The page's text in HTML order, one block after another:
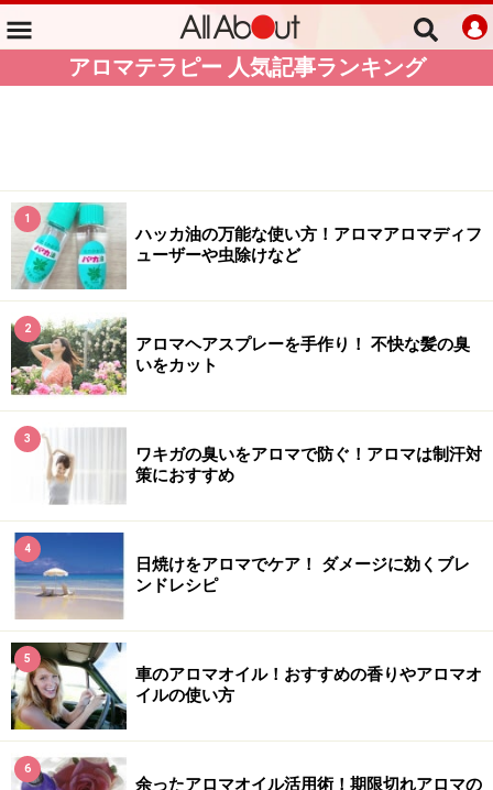
アロマテラピー 人気記事ランキング
1
ハッカ油の万能な使い方！アロマアロマディフ
ューザーや虫除けなど
2
アロマヘアスプレーを手作り！ 不快な髪の臭
いをカット
3
ワキガの臭いをアロマで防ぐ！アロマは制汗対
策におすすめ
4
日焼けをアロマでケア！ ダメージに効くブレ
ンドレシピ
5
車のアロマオイル！おすすめの香りやアロマオ
イルの使い方
6
余ったアロマオイル活用術！期限切れアロマの